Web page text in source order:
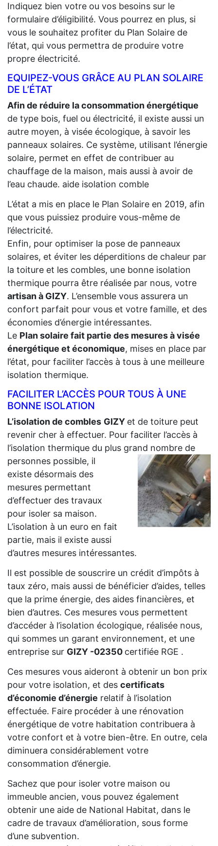
Indiquez bien votre ou vos besoins sur le
formulaire d’éligibilité. Vous pourrez en plus, si
vous le souhaitez profiter du Plan Solaire de
l’état, qui vous permettra de produire votre
propre électricité.
EQUIPEZ-VOUS GRÂCE AU PLAN SOLAIRE
DE L’ÉTAT
Afin de réduire la consommation énergétique
de type bois, fuel ou électricité, il existe aussi un
autre moyen, à visée écologique, à savoir les
panneaux solaires. Ce système, utilisant l’énergie
solaire, permet en effet de contribuer au
chauffage de la maison, mais aussi à avoir de
l’eau chaude. aide isolation comble
L’état a mis en place le Plan Solaire en 2019, afin
que vous puissiez produire vous-même de
l’électricité.
Enfin, pour optimiser la pose de panneaux
solaires, et éviter les déperditions de chaleur par
la toiture et les combles, une bonne isolation
thermique pourra être réalisée par nous, votre
artisan à GIZY. L’ensemble vous assurera un
confort parfait pour vous et votre famille, et des
économies d’énergie intéressantes.
Le Plan solaire fait partie des mesures à visée
énergétique et économique, mises en place par
l’état, pour faciliter l’accès à tous à une meilleure
isolation thermique.
FACILITER L’ACCÈS POUR TOUS À UNE
BONNE ISOLATION
L’isolation de combles GIZY et de toiture peut
revenir cher à effectuer. Pour faciliter l’accès à
l’isolation thermique du plus grand nombre de
personnes possible, il
existe désormais des
mesures permettant
d’effectuer des travaux
pour isoler sa maison.
L’isolation à un euro en fait
partie, mais il existe aussi
d’autres mesures intéressantes.
Il est possible de souscrire un crédit d’impôts à
taux zéro, mais aussi de bénéficier d’aides, telles
que la prime énergie, des aides financières, et
bien d’autres. Ces mesures vous permettent
d’accéder à l’isolation écologique, réalisée nous,
qui sommes un garant environnement, et une
entreprise sur GIZY -02350 certifiée RGE .
Ces mesures vous aideront à obtenir un bon prix
pour votre isolation, et des certificats
d’économie d’énergie relatif à l’isolation
effectuée. Faire procéder à une rénovation
énergétique de votre habitation contribuera à
votre confort et à votre bien-être. En outre, cela
diminuera considérablement votre
consommation d’énergie.
Sachez que pour isoler votre maison ou
immeuble ancien, vous pouvez également
obtenir une aide de National Habitat, dans le
cadre de travaux d’amélioration, sous forme
d’une subvention.